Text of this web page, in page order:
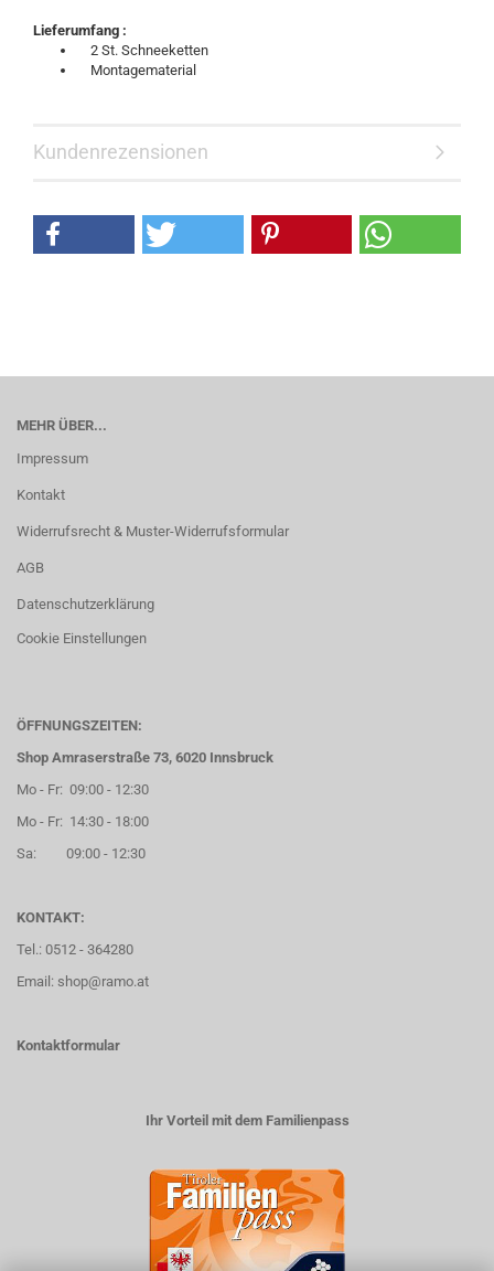
Lieferumfang :
2 St. Schneeketten
Montagematerial
Kundenrezensionen
MEHR ÜBER...
Impressum
Kontakt
Widerrufsrecht & Muster-Widerrufsformular
AGB
Datenschutzerklärung
Cookie Einstellungen
ÖFFNUNGSZEITEN:
Shop Amraserstraße 73, 6020 Innsbruck
Mo - Fr: 09:00 - 12:30
Mo - Fr: 14:30 - 18:00
Sa: 09:00 - 12:30
KONTAKT:
Tel.: 0512 - 364280
Email: shop@ramo.at
Kontaktformular
Ihr Vorteil mit dem Familienpass